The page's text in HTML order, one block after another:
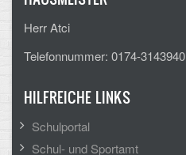
Herr Atci
Telefonnummer: 0174-3143940
HILFREICHE LINKS
Schulportal
Schul- und Sportamt